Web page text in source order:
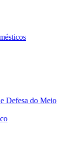
Defesa do Meio